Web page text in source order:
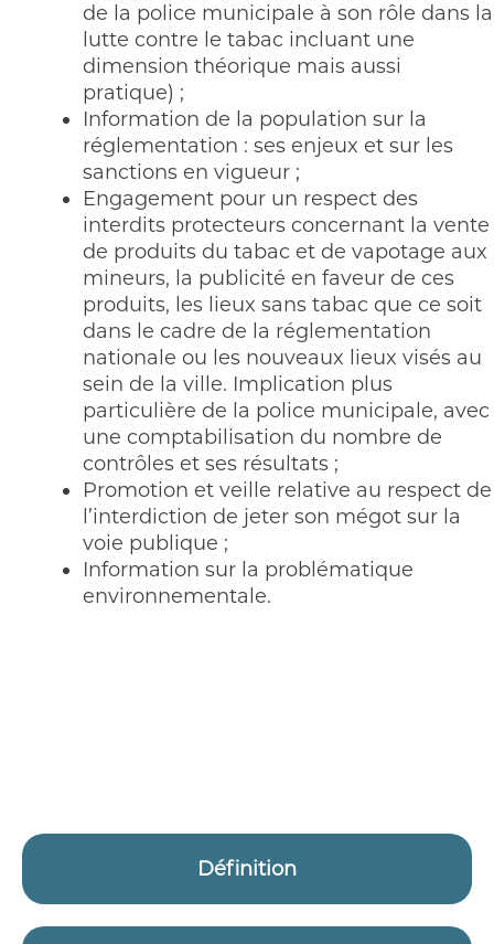
de la police municipale à son rôle dans la
lutte contre le tabac incluant une
dimension théorique mais aussi
pratique) ;
Information de la population sur la
réglementation : ses enjeux et sur les
sanctions en vigueur ;
Engagement pour un respect des
interdits protecteurs concernant la vente
de produits du tabac et de vapotage aux
mineurs, la publicité en faveur de ces
produits, les lieux sans tabac que ce soit
dans le cadre de la réglementation
nationale ou les nouveaux lieux visés au
sein de la ville. Implication plus
particulière de la police municipale, avec
une comptabilisation du nombre de
contrôles et ses résultats ;
Promotion et veille relative au respect de
l’interdiction de jeter son mégot sur la
voie publique ;
Information sur la problématique
environnementale.
Définition